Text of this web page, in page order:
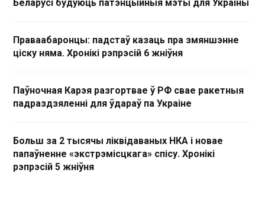
Беларусі будуюць патэнцыйныя мэты для Украіны
Праваабаронцы: падстаў казаць пра змяншэнне
ціску няма. Хронікі рэпрэсій 6 жніўня
Паўночная Карэя разгортвае ў РФ свае ракетныя
падраздзяленні для ўдараў па Украіне
Больш за 2 тысячы ліквідаваных НКА і новае
папаўненне «экстрэмісцкага» спісу. Хронікі
рэпрэсій 5 жніўня